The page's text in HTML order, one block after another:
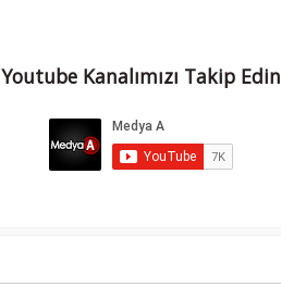
Youtube Kanalımızı Takip Edin